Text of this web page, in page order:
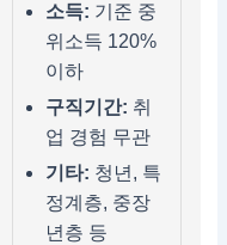
소득: 기준 중
위소득 120%
이하
구직기간: 취
업 경험 무관
기타: 청년, 특
정계층, 중장
년층 등